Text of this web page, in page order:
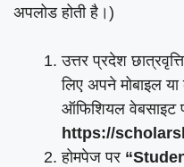
अपलोड होती है।)
उत्तर प्रदेश
लिए अपने मोबाइल
ऑफिशियल वेबसाइट
https://
होमपेज पर